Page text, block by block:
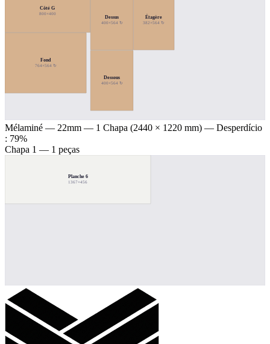
Côté G
800×400
Fond
764×564 ↻
Dessus
400×564 ↻
Dessous
400×564 ↻
Étagère
382×564 ↻
Mélaminé — 22mm — 1 Chapa (2440 × 1220 mm) — Desperdício
: 79%
Chapa 1 — 1 peças
Planche 6
1367×456